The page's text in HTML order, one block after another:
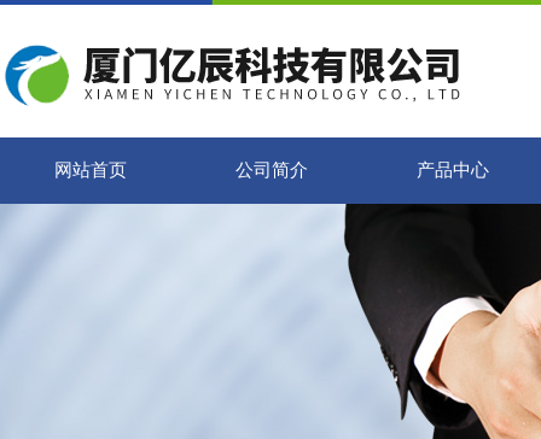
网站首页 公司简介 产品中心